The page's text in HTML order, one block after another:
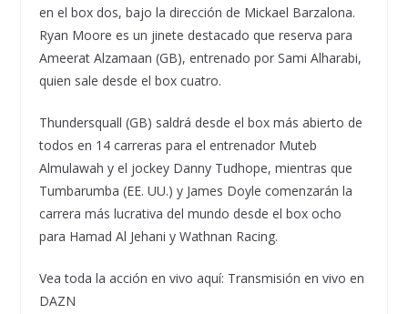
en el box dos, bajo la dirección de Mickael Barzalona.
Ryan Moore es un jinete destacado que reserva para
Ameerat Alzamaan (GB), entrenado por Sami Alharabi,
quien sale desde el box cuatro.
Thundersquall (GB) saldrá desde el box más abierto de
todos en 14 carreras para el entrenador Muteb
Almulawah y el jockey Danny Tudhope, mientras que
Tumbarumba (EE. UU.) y James Doyle comenzarán la
carrera más lucrativa del mundo desde el box ocho
para Hamad Al Jehani y Wathnan Racing.
Vea toda la acción en vivo aquí: Transmisión en vivo en
DAZN